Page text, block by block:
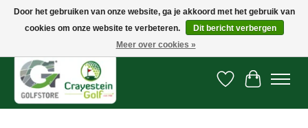
Snelle levering, gratis vanaf € 100. Onze oncourse Golfshop in Dordrecht is
Verlanglijst
Door het gebruiken van onze website, ga je akkoord met het gebruik van
cookies om onze website te verbeteren.
Dit bericht verbergen
Meer over cookies »